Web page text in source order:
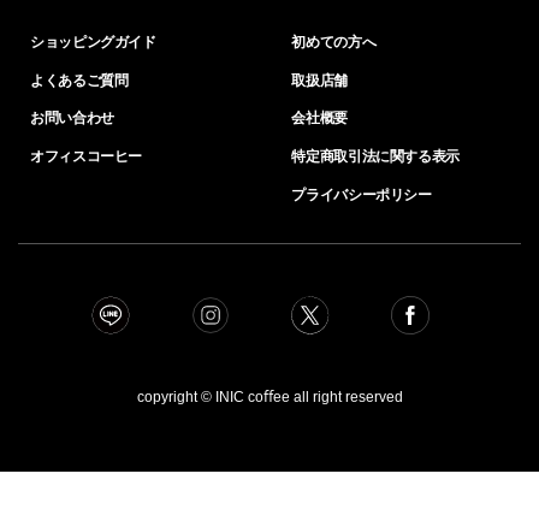
ショッピングガイド
よくあるご質問
お問い合わせ
オフィスコーヒー
初めての方へ
取扱店舗
会社概要
特定商取引法に関する表示
プライバシーポリシー
copyright © INIC coﬀee all right reserved